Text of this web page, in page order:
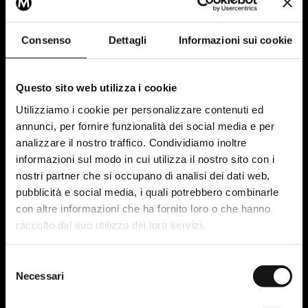
Consenso Dettagli Informazioni sui cookie
Questo sito web utilizza i cookie
Utilizziamo i cookie per personalizzare contenuti ed
annunci, per fornire funzionalità dei social media e per
analizzare il nostro traffico. Condividiamo inoltre
informazioni sul modo in cui utilizza il nostro sito con i
nostri partner che si occupano di analisi dei dati web,
pubblicità e social media, i quali potrebbero combinarle
con altre informazioni che ha fornito loro o che hanno
raccolto dal suo utilizzo dei loro servizi.
delNecessari
Consorzio di approvvigionamento di energia.
CRM & Sales Enablement -Sviluppo Web & App